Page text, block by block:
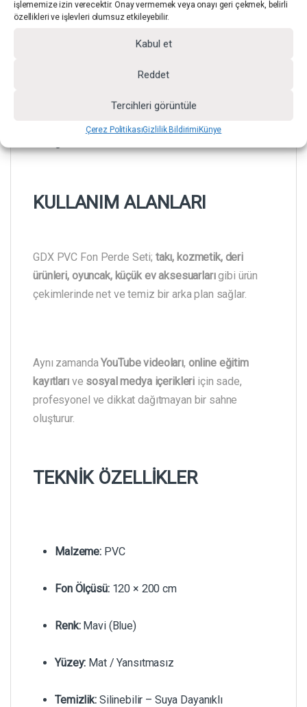
işlememize izin verecektir. Onay vermemek veya onayı geri çekmek, belirli
özellikleri ve işlevleri olumsuz etkileyebilir.
Kabul et
Reddet
Tercihleri görüntüle
Çerez PolitikasıGizlilik BildirimiKünye
Kırışmaz Yapı:Kat izi ve kırılma oluşmadan rulo
Ürün ve kişi çekimlerinde
Taşınabilir Sistem:Sabit stüdyo kurulumuna
KULLANIM ALANLARI
GDX PVC Fon Perde Seti; takı, kozmetik, deri
ürünleri, oyuncak, küçük ev aksesuarlarıgibi ürün
çekimlerinde net ve temiz bir arka plan sağlar.
Aynı zamandaYouTube videoları, online eğitim
kayıtlarıve sosyal medya içerikleri için sade,
profesyonel ve dikkat dağıtmayan bir sahne
oluşturur.
TEKNİK ÖZELLİKLER
Malzeme: PVC
Fon Ölçüsü:120 × 200 cm
Renk:Mavi (Blue)
Yüzey: Mat / Yansıtmasız
Temizlik:Silinebilir – Suya Dayanıklı